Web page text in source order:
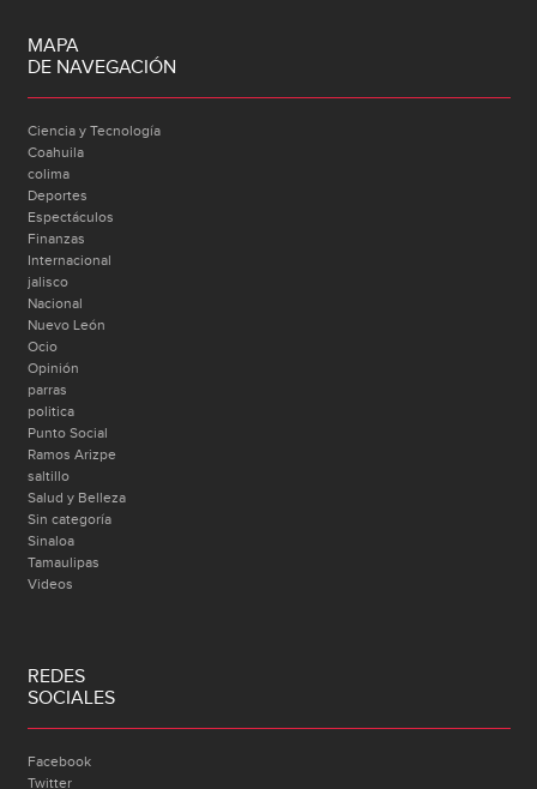
MAPA
DE NAVEGACIÓN
Ciencia y Tecnología
Coahuila
colima
Deportes
Espectáculos
Finanzas
Internacional
jalisco
Nacional
Nuevo León
Ocio
Opinión
parras
politica
Punto Social
Ramos Arizpe
saltillo
Salud y Belleza
Sin categoría
Sinaloa
Tamaulipas
Videos
REDES
SOCIALES
Facebook
Twitter